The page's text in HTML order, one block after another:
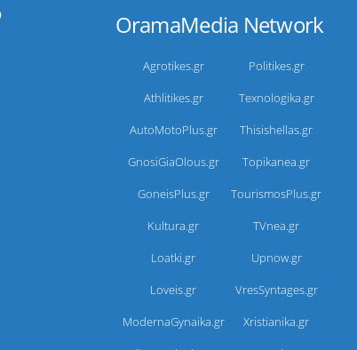
OramaMedia Network
Agrotikes.gr
Politikes.gr
Athlitikes.gr
Texnologika.gr
AutoMotoPlus.gr
Thisishellas.gr
GnosiGiaOlous.gr
Topikanea.gr
GoneisPlus.gr
TourismosPlus.gr
Kultura.gr
TVnea.gr
Loatki.gr
Upnow.gr
Loveis.gr
VresSyntages.gr
ModernaGynaika.gr
Xristianika.gr